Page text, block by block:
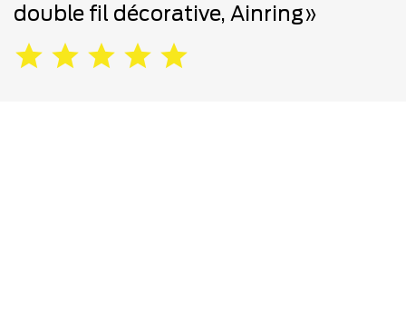
double fil décorative, Ainring»